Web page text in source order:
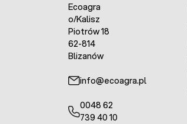
Ecoagra
o/Kalisz
Piotrów 18
62-814
Blizanów
info@ecoagra.pl
0048 62
739 40 10